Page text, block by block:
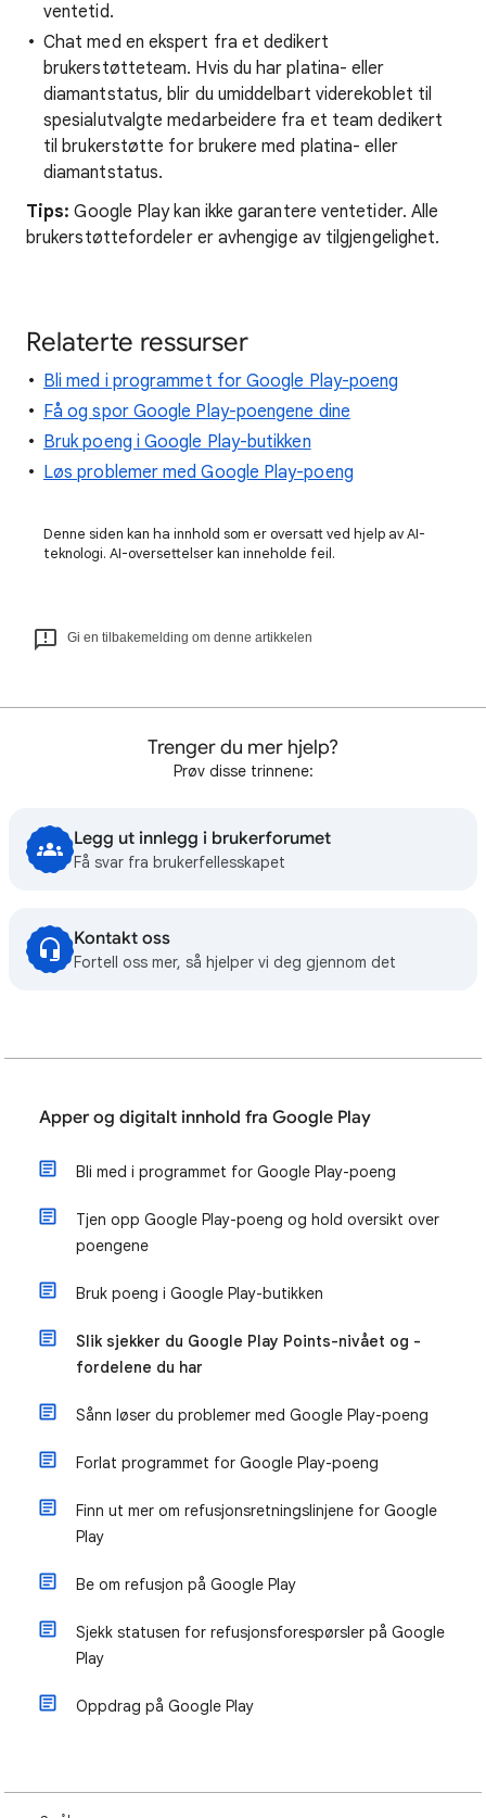
ventetid.
Chat med en ekspert fra et dedikert
brukerstøtteteam. Hvis du har platina- eller
diamantstatus, blir du umiddelbart viderekoblet til
spesialutvalgte medarbeidere fra et team dedikert
til brukerstøtte for brukere med platina- eller
diamantstatus.
Tips: Google Play kan ikke garantere ventetider. Alle
brukerstøttefordeler er avhengige av tilgjengelighet.
Relaterte ressurser
Bli med i programmet for Google Play-poeng
Få og spor Google Play-poengene dine
Bruk poeng i Google Play-butikken
Løs problemer med Google Play-poeng
Denne siden kan ha innhold som er oversatt ved hjelp av AI-
teknologi. AI-oversettelser kan inneholde feil.
Gi en tilbakemelding om denne artikkelen
Trenger du mer hjelp?
Prøv disse trinnene:
Legg ut innlegg i brukerforumet
Få svar fra brukerfellesskapet
Kontakt oss
Fortell oss mer, så hjelper vi deg gjennom det
Apper og digitalt innhold fra Google Play
Bli med i programmet for Google Play-poeng
Tjen opp Google Play-poeng og hold oversikt over
poengene
Bruk poeng i Google Play-butikken
Slik sjekker du Google Play Points-nivået og -
fordelene du har
Sånn løser du problemer med Google Play-poeng
Forlat programmet for Google Play-poeng
Finn ut mer om refusjonsretningslinjene for Google
Play
Be om refusjon på Google Play
Sjekk statusen for refusjonsforespørsler på Google
Play
Oppdrag på Google Play